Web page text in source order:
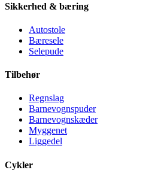
Sikkerhed & bæring
Autostole
Bæresele
Selepude
Tilbehør
Regnslag
Barnevognspuder
Barnevognskæder
Myggenet
Liggedel
Cykler